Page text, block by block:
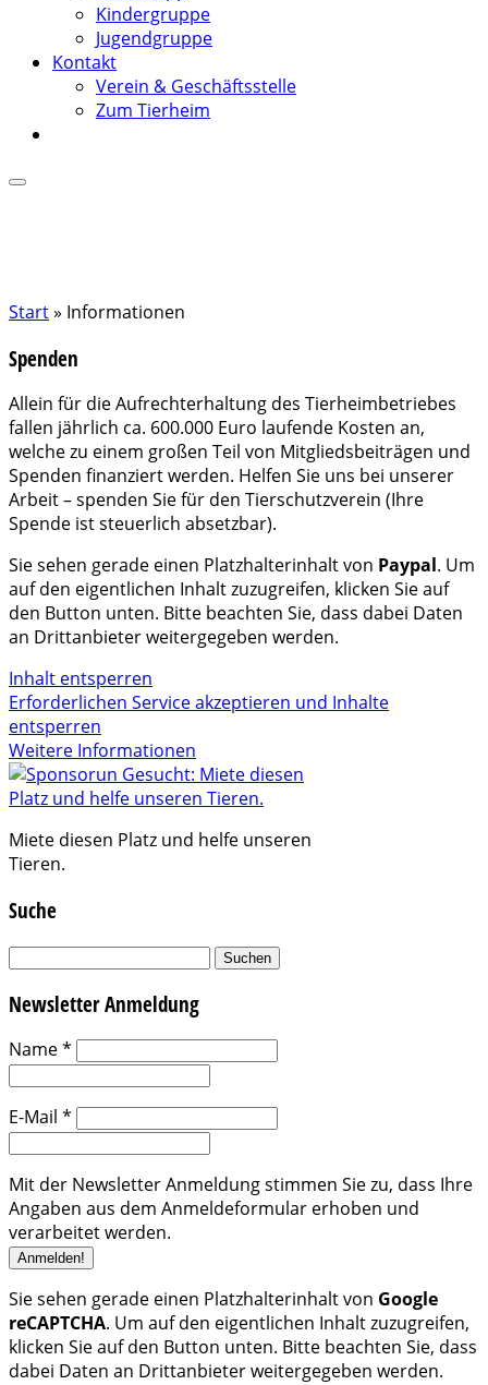
Kindergruppe
Jugendgruppe
Kontakt
Verein & Geschäftsstelle
Zum Tierheim
Start» Informationen
Spenden
Allein für die Aufrechterhaltung des Tierheimbetriebes
fallen jährlich ca. 600.000 Euro laufende Kosten an,
welche zu einem großen Teil von Mitgliedsbeiträgen und
Spenden finanziert werden. Helfen Sie uns bei unserer
Arbeit – spenden Sie für den Tierschutzverein (Ihre
Spende ist steuerlich absetzbar).
Sie sehen gerade einen Platzhalterinhalt von Paypal. Um
auf den eigentlichen Inhalt zuzugreifen, klicken Sie auf
den Button unten. Bitte beachten Sie, dass dabei Daten
an Drittanbieter weitergegeben werden.
Inhalt entsperren
Erforderlichen Service akzeptieren und Inhalte
entsperren
Weitere Informationen
Miete diesen Platz und helfe unseren
Tieren.
Suche
Suchen
Newsletter Anmeldung
Name*
E-Mail *
Mit der Newsletter Anmeldung stimmen Sie zu, dass Ihre
Angaben aus dem Anmeldeformular erhoben und
verarbeitet werden.
Sie sehen gerade einen Platzhalterinhalt von Google
reCAPTCHA. Um auf den eigentlichen Inhalt zuzugreifen,
klicken Sie auf den Button unten. Bitte beachten Sie, dass
dabei Daten an Drittanbieter weitergegeben werden.